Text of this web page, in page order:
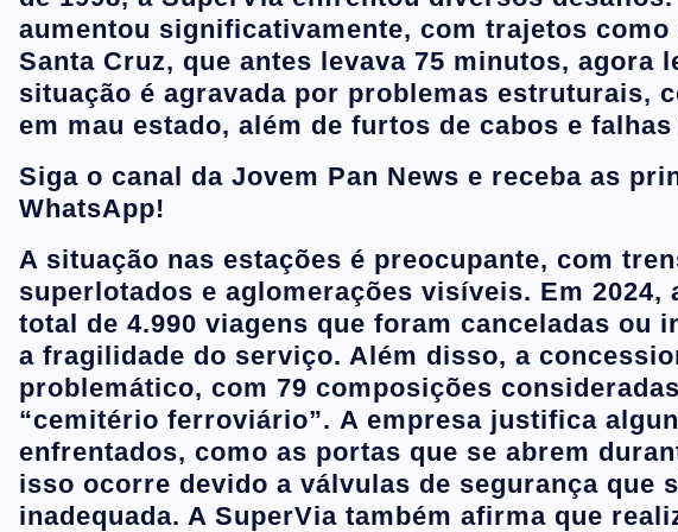
aumentou significativamente, com trajetos como
Santa Cruz, que antes levava 75 minutos, agora
situação é agravada por problemas estruturais,
em mau estado, além de furtos de cabos e
Siga o canal da Jovem Pan News e receba as
WhatsApp!
A situação nas estações é preocupante, com
superlotados e aglomerações visíveis. Em 2024,
total de 4.990 viagens que foram canceladas ou
a fragilidade do serviço. Além disso, a
problemático, com 79 composições
“cemitério ferroviário”. A empresa justifica
enfrentados, como as portas que se abrem
isso ocorre devido a válvulas de segurança que
inadequada. A SuperVia também afirma que